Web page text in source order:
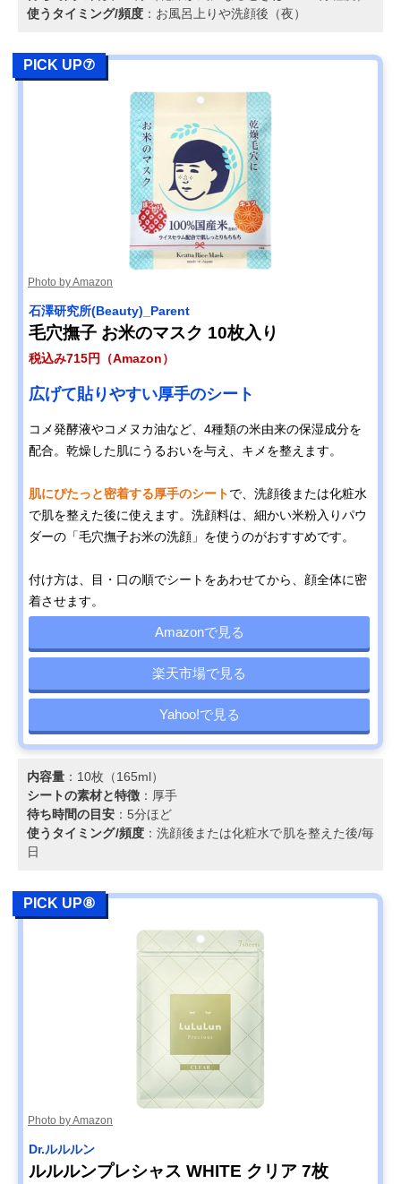
使うタイミング/頻度 ：お風呂上りや洗顔後（夜）
PICK UP⑦
Photo by Amazon
石澤研究所(Beauty)_Parent
毛穴撫子 お米のマスク 10枚入り
税込み715円（Amazon）
広げて貼りやすい厚手のシート
コメ発酵液やコメヌカ油など、4種類の米由来の保湿成分を
配合。乾燥した肌にうるおいを与え、キメを整えます。
肌にぴたっと密着する厚手のシートで、洗顔後または化粧水
で肌を整えた後に使えます。洗顔料は、細かい米粉入りパウ
ダーの「毛穴撫子お米の洗顔」を使うのがおすすめです。
付け方は、目・口の順でシートをあわせてから、顔全体に密
着させます。
Amazonで見る
楽天市場で見る
Yahoo!で見る
内容量 ：10枚（165ml）
シートの素材と特徴 ：厚手
待ち時間の目安 ：5分ほど
使うタイミング/頻度：洗顔後または化粧水で肌を整えた後/毎
日
PICK UP⑧
Photo by Amazon
Dr.ルルルン
ルルルンプレシャス WHITE クリア 7枚